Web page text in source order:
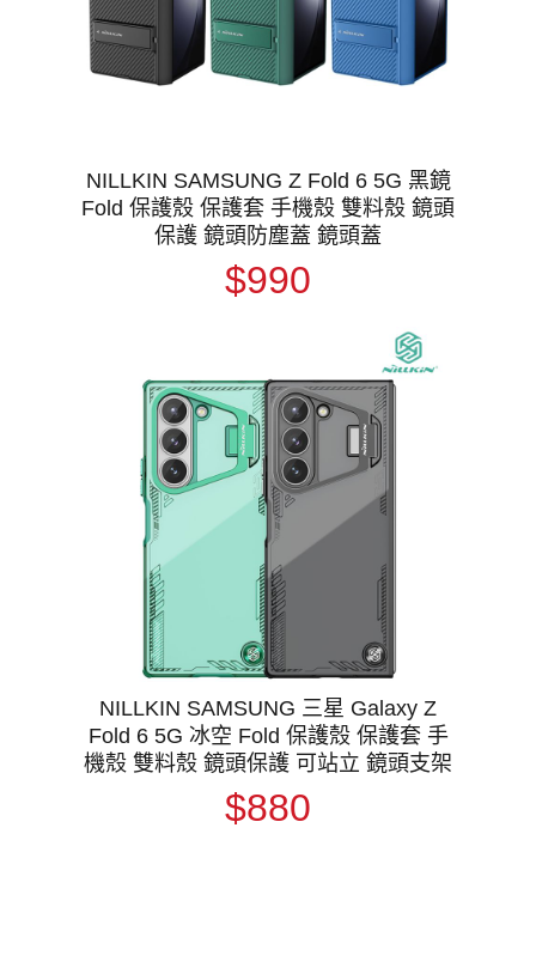
NILLKIN SAMSUNG Z Fold 6 5G 黑鏡
Fold 保護殼 保護套 手機殼 雙料殼 鏡頭
保護 鏡頭防塵蓋 鏡頭蓋
$990
NILLKIN SAMSUNG 三星 Galaxy Z
Fold 6 5G 冰空 Fold 保護殼 保護套 手
機殼 雙料殼 鏡頭保護 可站立 鏡頭支架
$880